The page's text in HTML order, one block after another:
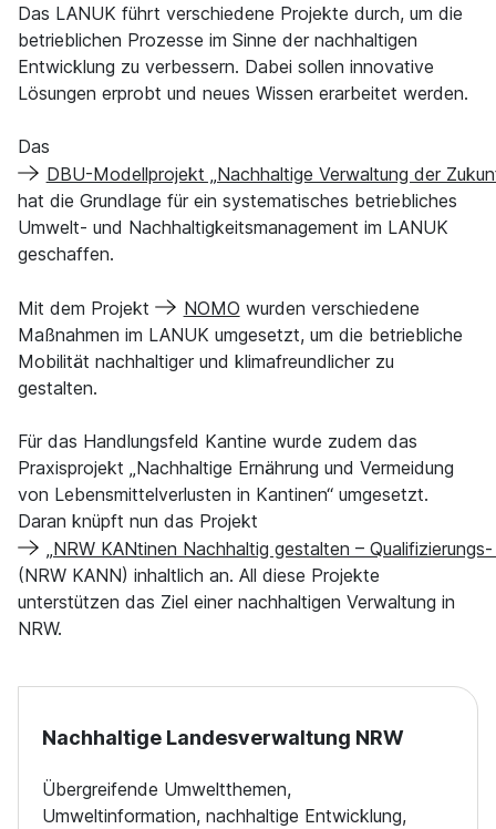
Das LANUK führt verschiedene Projekte durch, um die
betrieblichen Prozesse im Sinne der nachhaltigen
Entwicklung zu verbessern. Dabei sollen innovative
Lösungen erprobt und neues Wissen erarbeitet werden.
Das
DBU-Modellprojekt „Nachhaltige Verwaltung der
hat die Grundlage für ein systematisches betriebliches
Umwelt- und Nachhaltigkeitsmanagement im LANUK
geschaffen.
Mit dem Projekt NOMO wurden verschiedene
Maßnahmen im LANUK umgesetzt, um die betriebliche
Mobilität nachhaltiger und klimafreundlicher zu
gestalten.
Für das Handlungsfeld Kantine wurde zudem das
Praxisprojekt „Nachhaltige Ernährung und Vermeidung
von Lebensmittelverlusten in Kantinen“ umgesetzt.
Daran knüpft nun das Projekt
„NRW KANtinen Nachhaltig gestalten –
(NRW KANN) inhaltlich an. All diese Projekte
unterstützen das Ziel einer nachhaltigen Verwaltung in
NRW.
Nachhaltige Landesverwaltung NRW
Übergreifende Umweltthemen,
Umweltinformation, nachhaltige Entwicklung,